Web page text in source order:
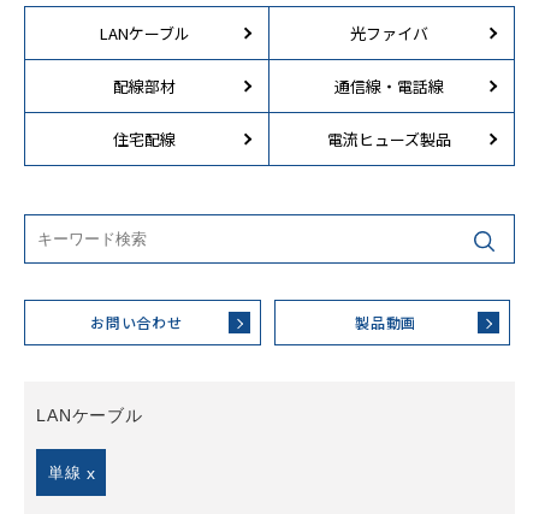
LANケーブル 光ファイバ
配線部材 通信線・電話線
住宅配線 電流ヒューズ製品
お問い合わせ 製品動画
LANケーブル
単線